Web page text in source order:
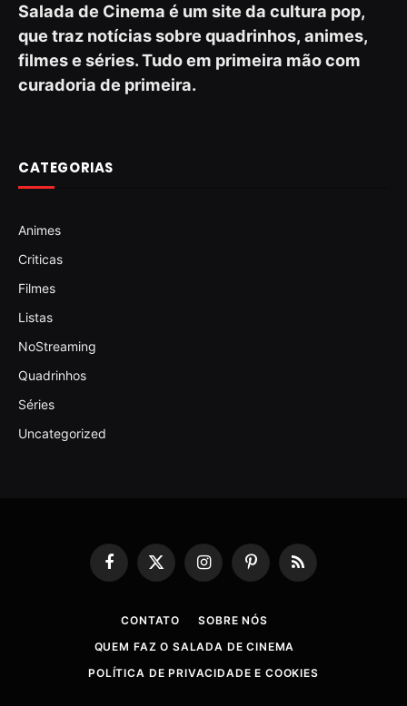
Salada de Cinema é um site da cultura pop,
que traz notícias sobre quadrinhos, animes,
filmes e séries. Tudo em primeira mão com
curadoria de primeira.
CATEGORIAS
Animes
Criticas
Filmes
Listas
NoStreaming
Quadrinhos
Séries
Uncategorized
Facebook
X
(Twitter)
InstagramPinterestRSS
CONTATO
SOBRE NÓS
QUEM FAZ O SALADA DE CINEMA
POLÍTICA DE PRIVACIDADE E COOKIES